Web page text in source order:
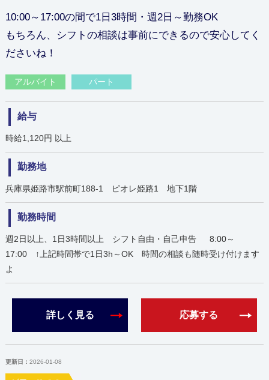
10:00～17:00の間で1日3時間・週2日～勤務OK
もちろん、シフトの相談は事前にできるので安心してく
ださいね！
アルバイト パート
給与
時給1,120円 以上
勤務地
兵庫県姫路市駅前町188-1 ピオレ姫路1 地下1階
勤務時間
週2日以上、1日3時間以上 シフト自由・自己申告 8:00～
17:00 ↑上記時間帯で1日3h～OK 時間の相談も随時受け付けます
よ
詳しく見る 応募する
更新日： 2026-01-08